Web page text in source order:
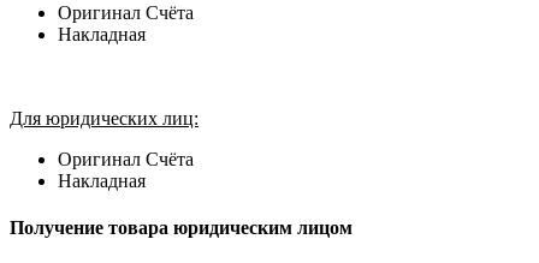
Оригинал Счёта
Накладная
Для юридических лиц:
Оригинал Счёта
Накладная
Получение товара юридическим лицом